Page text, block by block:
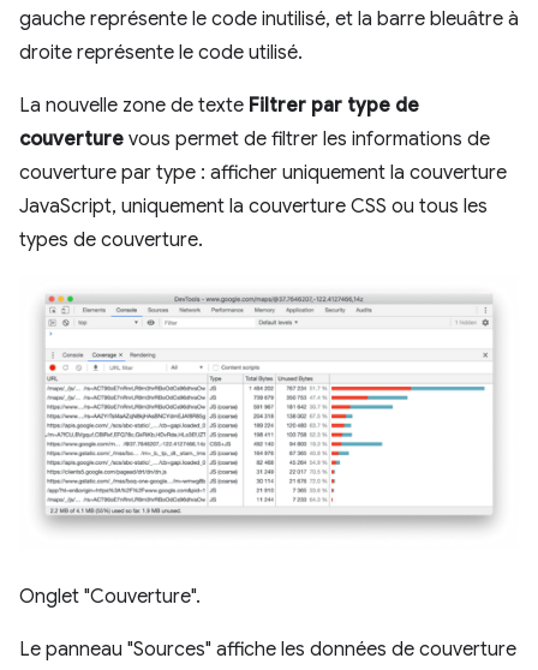
gauche représente le code inutilisé, et la barre bleuâtre à
droite représente le code utilisé.
La nouvelle zone de texte Filtrer par type de
couverture vous permet de filtrer les informations de
couverture par type : afficher uniquement la couverture
JavaScript, uniquement la couverture CSS ou tous les
types de couverture.
Onglet "Couverture".
Le panneau "Sources" affiche les données de couverture